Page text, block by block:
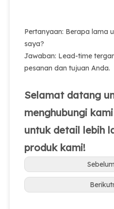
Pertanyaan: Berapa lama
saya?
Jawaban: Lead-time
pesanan dan tujuan Anda.
Selamat datang
menghubungi
untuk detail lebih
produk kami!